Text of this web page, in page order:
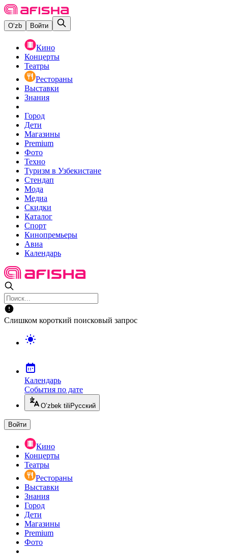
O‘zb Войти
Кино
Концерты
Театры
Рестораны
Выставки
Знания
Город
Дети
Магазины
Premium
Фото
Техно
Туризм в Узбекистане
Стендап
Мода
Медиа
Скидки
Каталог
Спорт
Кинопремьеры
Авиа
Календарь
Слишком короткий поисковый запрос
Календарь
События по дате
O’zbek tili Русский
Войти
Кино
Концерты
Театры
Рестораны
Выставки
Знания
Город
Дети
Магазины
Premium
Фото